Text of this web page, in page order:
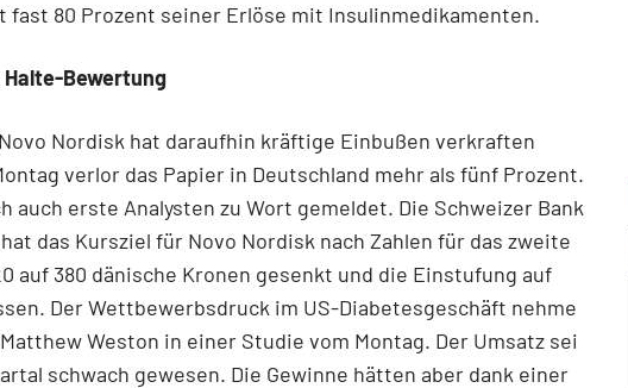
fast 80 Prozent seiner Erlöse mit Insulinmedikamenten.
Bewertung
Nordisk hat daraufhin kräftige Einbußen verkraften
verlor das Papier in Deutschland mehr als fünf Prozent.
auch erste Analysten zu Wort gemeldet. Die Schweizer Bank
das Kursziel für Novo Nordisk nach Zahlen für das zweite
auf 380 dänische Kronen gesenkt und die Einstufung auf
Der Wettbewerbsdruck im US-Diabetesgeschäft nehme
Weston in einer Studie vom Montag. Der Umsatz sei
schwach gewesen. Die Gewinne hätten aber dank einer